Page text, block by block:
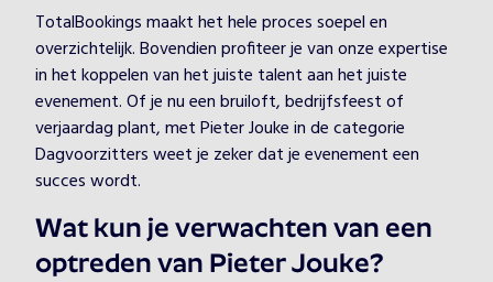
TotalBookings maakt het hele proces soepel en
overzichtelijk. Bovendien profiteer je van onze expertise
in het koppelen van het juiste talent aan het juiste
evenement. Of je nu een bruiloft, bedrijfsfeest of
verjaardag plant, met Pieter Jouke in de categorie
Dagvoorzitters weet je zeker dat je evenement een
succes wordt.
Wat kun je verwachten van een
optreden van Pieter Jouke?